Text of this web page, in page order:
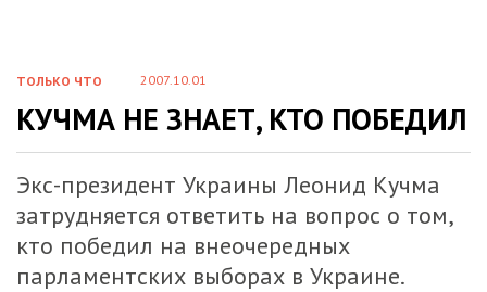
ТОЛЬКО ЧТО 2007.10.01
КУЧМА НЕ ЗНАЕТ, КТО ПОБЕДИЛ
Экс-президент Украины Леонид Кучма
затрудняется ответить на вопрос о том,
кто победил на внеочередных
парламентских выборах в Украине.